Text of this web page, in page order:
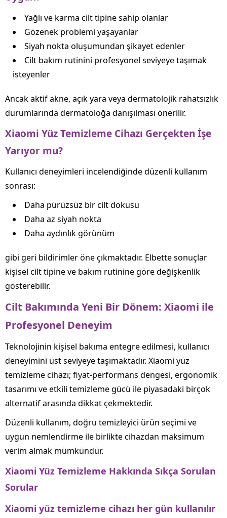
Yağlı ve karma cilt tipine sahip olanlar
Gözenek problemi yaşayanlar
Siyah nokta oluşumundan şikayet edenler
Cilt bakım rutinini profesyonel seviyeye taşımak
isteyenler
Ancak aktif akne, açık yara veya dermatolojik rahatsızlık
durumlarında dermatoloğa danışılması önerilir.
Xiaomi Yüz Temizleme Cihazı Gerçekten İşe
Yarıyor mu?
Kullanıcı deneyimleri incelendiğinde düzenli kullanım
sonrası:
Daha pürüzsüz bir cilt dokusu
Daha az siyah nokta
Daha aydınlık görünüm
gibi geri bildirimler öne çıkmaktadır. Elbette sonuçlar
kişisel cilt tipine ve bakım rutinine göre değişkenlik
gösterebilir.
Cilt Bakımında Yeni Bir Dönem: Xiaomi ile
Profesyonel Deneyim
Teknolojinin kişisel bakıma entegre edilmesi, kullanıcı
deneyimini üst seviyeye taşımaktadır. Xiaomi yüz
temizleme cihazı; fiyat-performans dengesi, ergonomik
tasarımı ve etkili temizleme gücü ile piyasadaki birçok
alternatif arasında dikkat çekmektedir.
Düzenli kullanım, doğru temizleyici ürün seçimi ve
uygun nemlendirme ile birlikte cihazdan maksimum
verim almak mümkündür.
Xiaomi Yüz Temizleme Hakkında Sıkça Sorulan
Sorular
Xiaomi yüz temizleme cihazı her gün kullanılır